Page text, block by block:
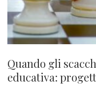
Quando gli
educativa: